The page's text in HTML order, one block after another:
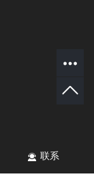
联系